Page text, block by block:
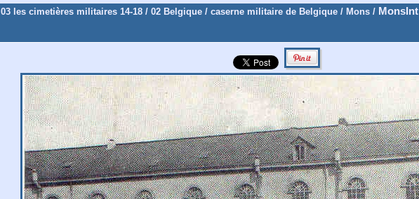
03 les cimetières militaires 14-18 / 02 Belgique / caserne militaire de Belgique / Mons / MonsInt